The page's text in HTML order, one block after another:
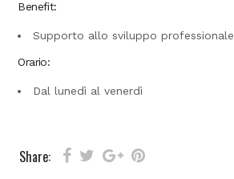
Benefit:
Supporto allo sviluppo professionale
Orario:
Dal lunedì al venerdì
Share: